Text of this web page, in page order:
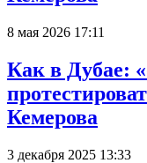
8 мая 2026 17:11
Как в Дубае:
Кемерова
3 декабря 2025 13:33